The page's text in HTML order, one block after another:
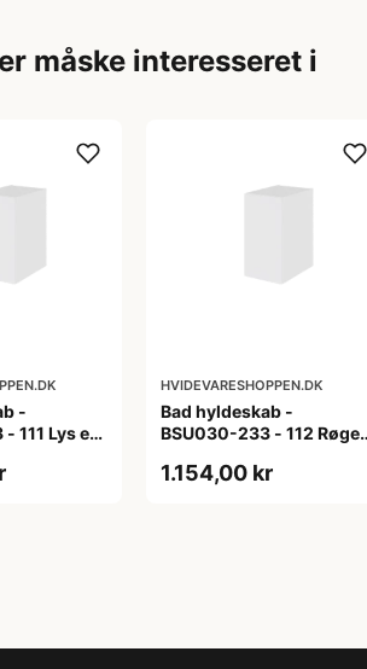
måske interesseret i
-
111 Lys eg
HVIDEVARESHOPPEN.DK
Bad hyldeskab -
BSU030-233 - 112 Røget
1.154,00 kr